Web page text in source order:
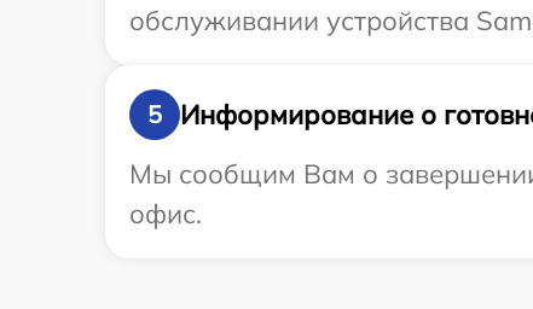
обслуживании устройства
5
Информирование о
Мы сообщим Вам о
офис.